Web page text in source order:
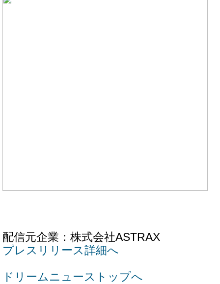
配信元企業：株式会社ASTRAX
プレスリリース詳細へ
ドリームニューストップへ